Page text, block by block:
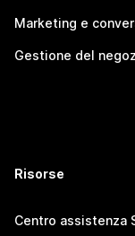
Marketing e
Gestione del
Risorse
Centro assistenza